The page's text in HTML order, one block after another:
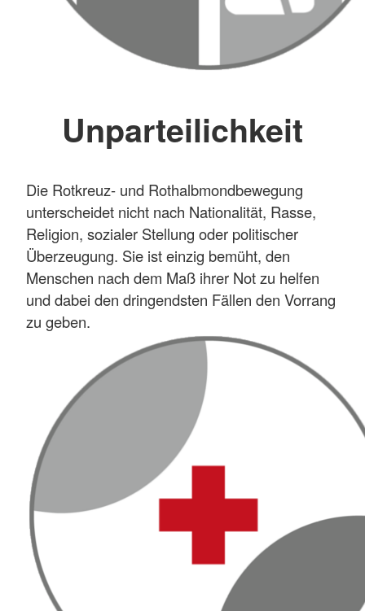
Unparteilichkeit
Die Rotkreuz- und Rothalbmondbewegung
unterscheidet nicht nach Nationalität, Rasse,
Religion, sozialer Stellung oder politischer
Überzeugung. Sie ist einzig bemüht, den
Menschen nach dem Maß ihrer Not zu helfen
und dabei den dringendsten Fällen den Vorrang
zu geben.